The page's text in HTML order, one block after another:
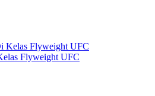
Flyweight UFC